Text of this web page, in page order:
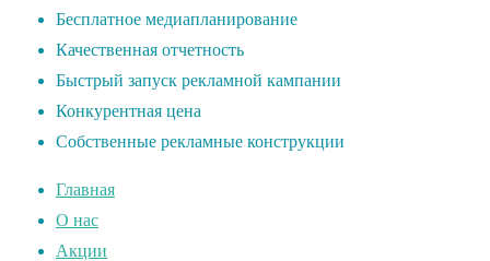
Бесплатное медиапланирование
Качественная отчетность
Быстрый запуск рекламной кампании
Конкурентная цена
Собственные рекламные конструкции
Главная
О нас
Акции